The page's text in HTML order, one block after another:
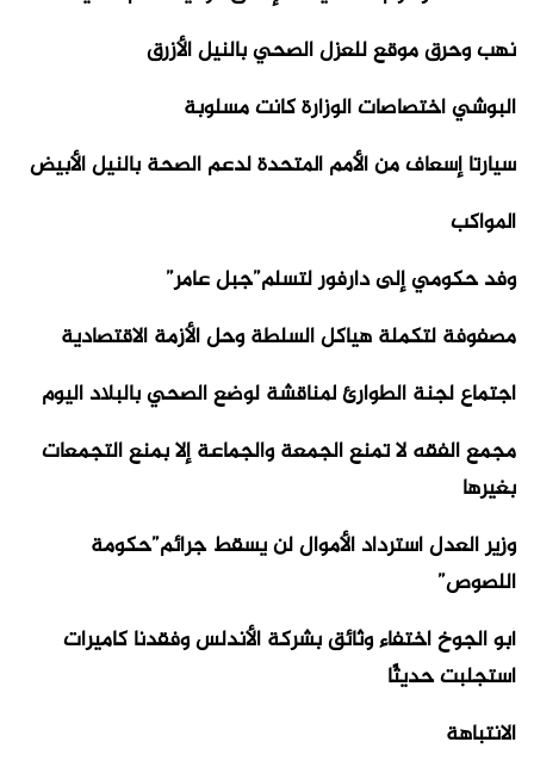
نهب وحرق موقع للعزل الصحي بالنيل الأزرق
البوشي اختصاصات الوزارة كانت مسلوبة
سيارتا إسعاف من الأمم المتحدة لدعم الصحة بالنيل الأبيض
المواكب
وفد حكومي إلى دارفور لتسلم”جبل عامر”
مصفوفة لتكملة هياكل السلطة وحل الأزمة الاقتصادية
اجتماع لجنة الطوارئ لمناقشة لوضع الصحي بالبلاد اليوم
مجمع الفقه لا تمنع الجمعة والجماعة إلا بمنع التجمعات
بغيرها
وزير العدل استرداد الأموال لن يسقط جرائم”حكومة
اللصوص”
أبو الجوخ اختفاء وثائق بشركة الأندلس وفقدنا كاميرات
استجلبت حديثًا
الانتباهة